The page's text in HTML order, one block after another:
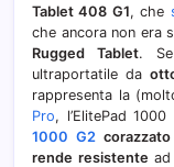
Tablet 408 G1, che
che ancora non era
Rugged Tablet.
ultraportatile da
rappresenta la
Pro, l’ElitePad
1000 G2
rende resistente